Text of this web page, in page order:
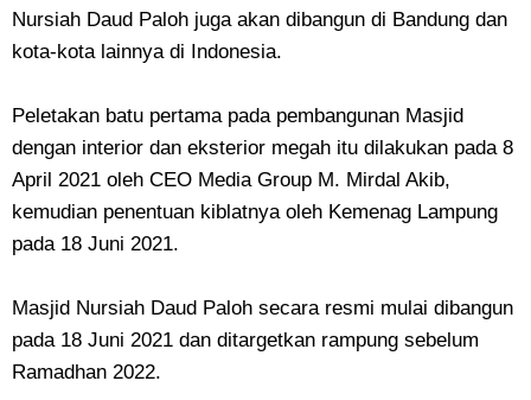
Nursiah Daud Paloh juga akan dibangun di Bandung dan
kota-kota lainnya di Indonesia.
Peletakan batu pertama pada pembangunan Masjid
dengan interior dan eksterior megah itu dilakukan pada 8
April 2021 oleh CEO Media Group M. Mirdal Akib,
kemudian penentuan kiblatnya oleh Kemenag Lampung
pada 18 Juni 2021.
Masjid Nursiah Daud Paloh secara resmi mulai dibangun
pada 18 Juni 2021 dan ditargetkan rampung sebelum
Ramadhan 2022.